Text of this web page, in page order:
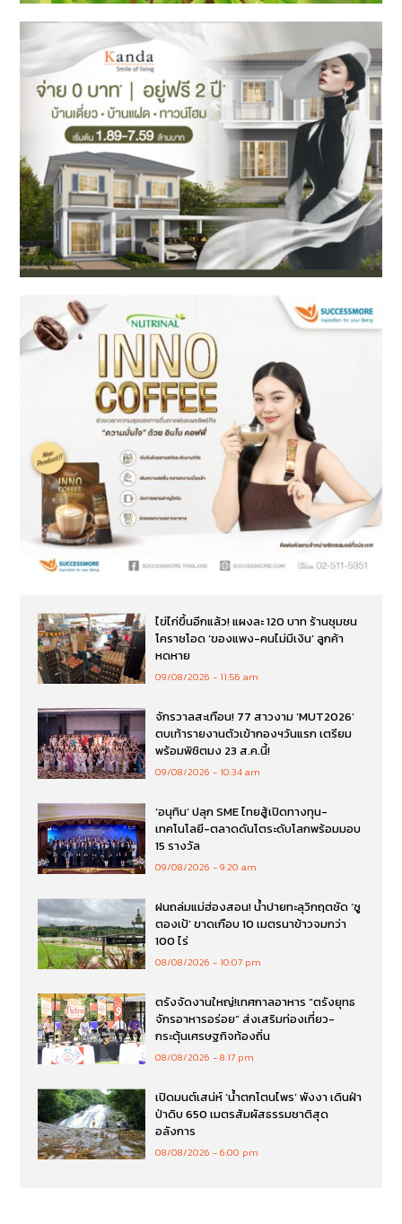
ไข่ไก่ขึ้นอีกแล้ว! แผงละ 120 บาท ร้านชุมชน
โคราชโอด ‘ของแพง-คนไม่มีเงิน’ ลูกค้า
หดหาย
09/08/2026 11:56 am
จักรวาลสะเทือน! 77 สาวงาม ‘MUT2026’
ตบเท้ารายงานตัวเข้ากองฯวันแรก เตรียม
พร้อมพิชิตมง 23 ส.ค.นี้!
09/08/2026 10:34 am
‘อนุทิน’ ปลุก SME ไทยสู้เปิดทางทุน-
เทคโนโลยี-ตลาดดันโตระดับโลกพร้อมมอบ
15 รางวัล
09/08/2026 9:20 am
ฝนถล่มแม่ฮ่องสอน! น้ำปายทะลุวิกฤตซัด ‘ซู
ตองเป้’ ขาดเกือบ 10 เมตรนาข้าวจมกว่า
100 ไร่
08/08/2026 10:07 pm
ตรังจัดงานใหญ่!เทศกาลอาหาร “ตรังยุทธ
จักรอาหารอร่อย” ส่งเสริมท่องเที่ยว-
กระตุ้นเศรษฐกิจท้องถิ่น
08/08/2026 8:17 pm
เปิดมนต์เสน่ห์ ‘น้ำตกโตนไพร’ พังงา เดินฝ่า
ป่าดิบ 650 เมตรสัมผัสธรรมชาติสุด
อลังการ
08/08/2026 6:00 pm